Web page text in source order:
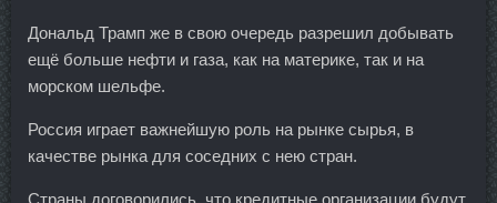
Дональд Трамп же в свою очередь разрешил добывать
ещё больше нефти и газа, как на материке, так и на
морском шельфе.
Россия играет важнейшую роль на рынке сырья, в
качестве рынка для соседних с нею стран.
Страны договорились, что кредитные организации будут